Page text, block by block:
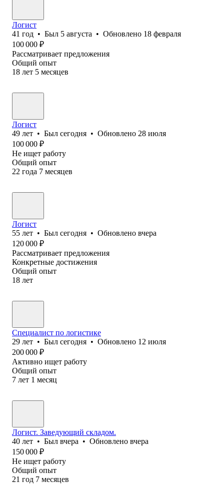
Логист
41 год • Был 5 августа • Обновлено 18 февраля
100 000 ₽
Рассматривает предложения
Общий опыт
18 лет 5 месяцев
Логист
49 лет • Был сегодня • Обновлено 28 июля
100 000 ₽
Не ищет работу
Общий опыт
22 года 7 месяцев
Логист
55 лет • Был сегодня • Обновлено вчера
120 000 ₽
Рассматривает предложения
Конкретные достижения
Общий опыт
18 лет
Специалист по логистике
29 лет • Был сегодня • Обновлено 12 июля
200 000 ₽
Активно ищет работу
Общий опыт
7 лет 1 месяц
Логист. Заведующий складом.
40 лет • Был вчера • Обновлено вчера
150 000 ₽
Не ищет работу
Общий опыт
21 год 7 месяцев